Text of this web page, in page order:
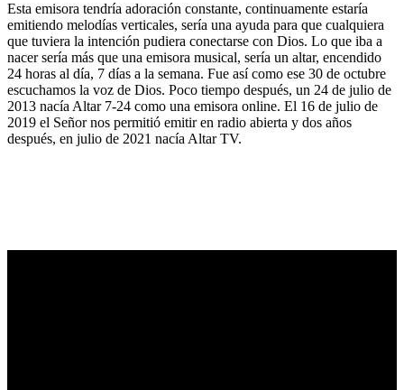
Esta emisora tendría adoración constante, continuamente estaría
emitiendo melodías verticales, sería una ayuda para que cualquiera
que tuviera la intención pudiera conectarse con Dios. Lo que iba a
nacer sería más que una emisora musical, sería un altar, encendido
24 horas al día, 7 días a la semana. Fue así como ese 30 de octubre
escuchamos la voz de Dios. Poco tiempo después, un 24 de julio de
2013 nacía Altar 7-24 como una emisora online. El 16 de julio de
2019 el Señor nos permitió emitir en radio abierta y dos años
después, en julio de 2021 nacía Altar TV.